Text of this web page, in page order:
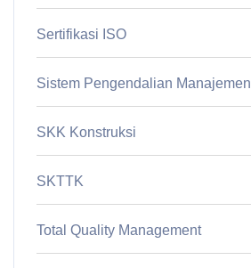
Sertifikasi ISO
Sistem Pengendalian Manajemen
SKK Konstruksi
SKTTK
Total Quality Management